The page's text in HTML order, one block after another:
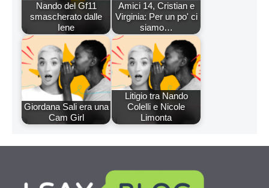
Nando del Gf11
smascherato dalle
Iene
Amici 14, Cristian e
Virginia: Per un po' ci
siamo…
Giordana Sali era una
Cam Girl
Litigio tra Nando
Colelli e Nicole
Limonta